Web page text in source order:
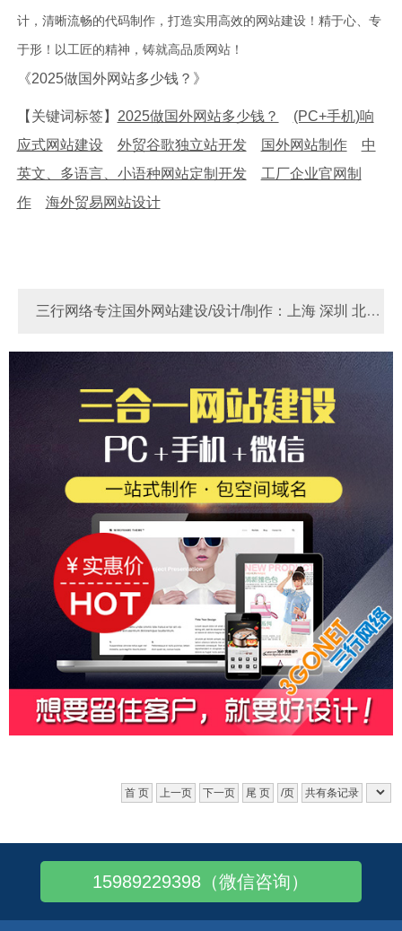
计，清晰流畅的代码制作，打造实用高效的网站建设！精于心、专
于形！以工匠的精神，铸就高品质网站！
《2025做国外网站多少钱？》
【关键词标签】 2025做国外网站多少钱？
(PC+手机)响
应式网站建设
外贸谷歌独立站开发 国外网站制作
中
英文、多语言、小语种网站定制开发
工厂企业官网制
作
海外贸易网站设计
三行网络专注国外网站建设/设计/制作：上海 深圳 北京
河南 河北 苏州 东莞 宁波 广州 厦门 青岛 天津 成都 重庆
杭州 无锡 佛山 南京 郑州 大连 烟台 西安
Link 做国外网站多少费用？ 国外网站制作 国外独
立站 - 锚定全球客群，实现外贸飞跃！ 做国外网站多少
钱？国外网站制作价格费用
首 页 上一页 下一页 尾 页 /页 共有条记录
15989229398（微信咨询）